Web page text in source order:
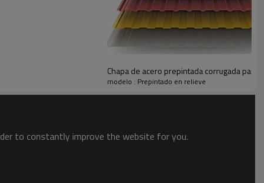
Chapa de acero prepintada corrugada para
modelo : Prepintado en relieve
to constantly improve the website for you.